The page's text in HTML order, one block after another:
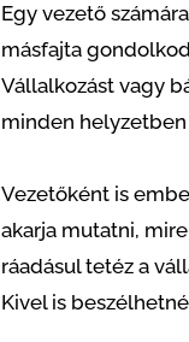
Egy vezető
másfajta
Vállalkozást vagy
minden
Vezetőként is
akarja mutatni,
ráadásul tetéz a
Kivel is